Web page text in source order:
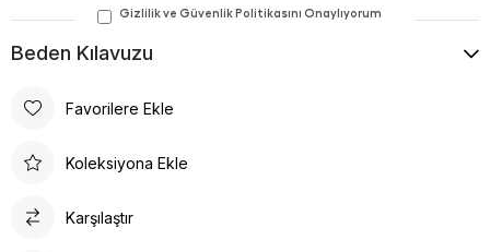
Beden Kılavuzu
Favorilere Ekle
Koleksiyona Ekle
Karşılaştır